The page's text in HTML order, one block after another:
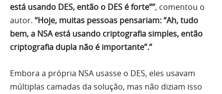
está usando DES, então o DES é forte””, comentou o
autor. “Hoje, muitas pessoas pensariam: “Ah, tudo
bem, a NSA está usando criptografia simples, então
criptografia dupla não é importante”.”
Embora a própria NSA usasse o DES, eles usavam
múltiplas camadas da solução, mas não diziam isso